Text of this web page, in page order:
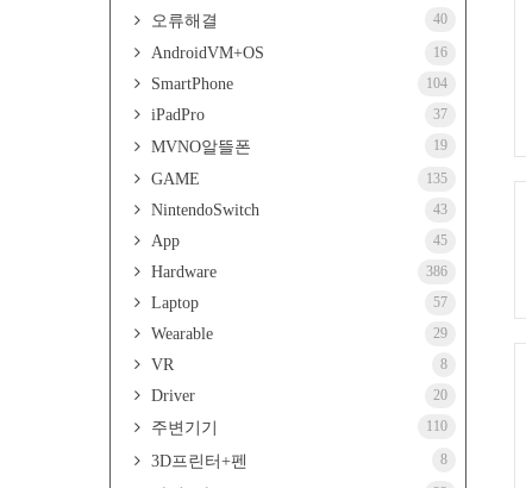
오류해결 40
AndroidVM+OS 16
SmartPhone 104
iPadPro 37
MVNO알뜰폰 19
GAME 135
NintendoSwitch 43
App 45
Hardware 386
Laptop 57
Wearable 29
VR 8
Driver 20
주변기기 110
3D프린터+펜 8